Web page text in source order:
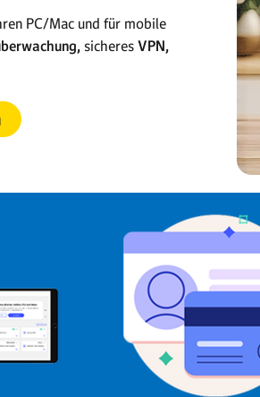
PC/Mac und für mobile
sicheres VPN,